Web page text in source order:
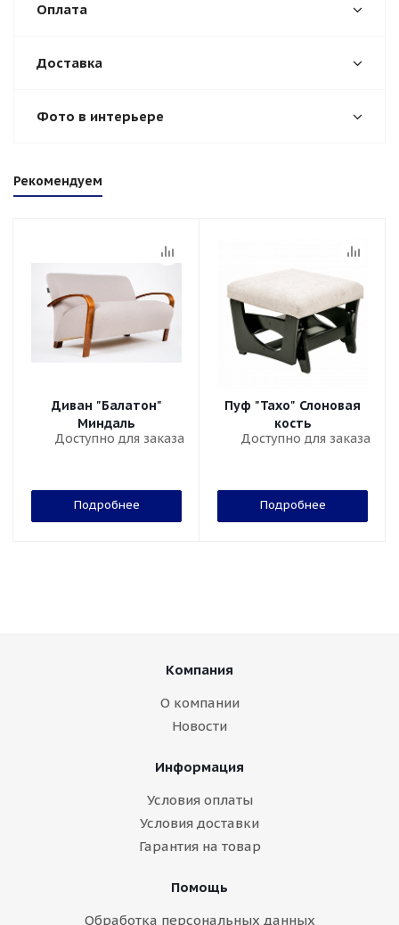
Оплата
Доставка
Фото в интерьере
Рекомендуем
Диван "Балатон"
Миндаль
Доступно для заказа
Подробнее
Пуф "Тахо" Слоновая
кость
Доступно для заказа
Подробнее
Компания
О компании
Новости
Информация
Условия оплаты
Условия доставки
Гарантия на товар
Помощь
Обработка персональных данных